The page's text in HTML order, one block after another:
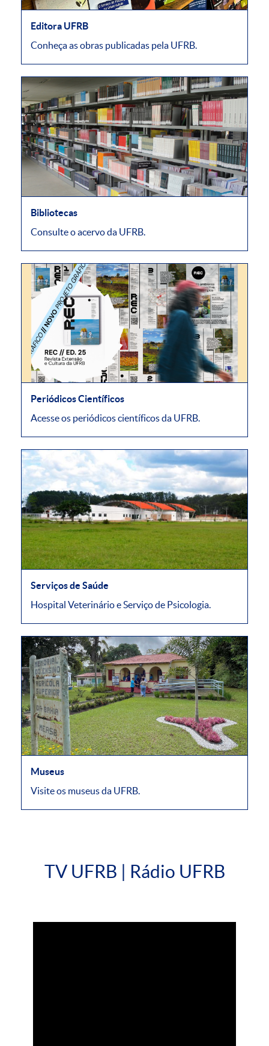
Editora UFRB
Conheça as obras publicadas pela UFRB.
Bibliotecas
Consulte o acervo da UFRB.
Periódicos Científicos
Acesse os periódicos científicos da UFRB.
Serviços de Saúde
Hospital Veterinário e Serviço de Psicologia.
Museus
Visite os museus da UFRB.
TV UFRB | Rádio UFRB